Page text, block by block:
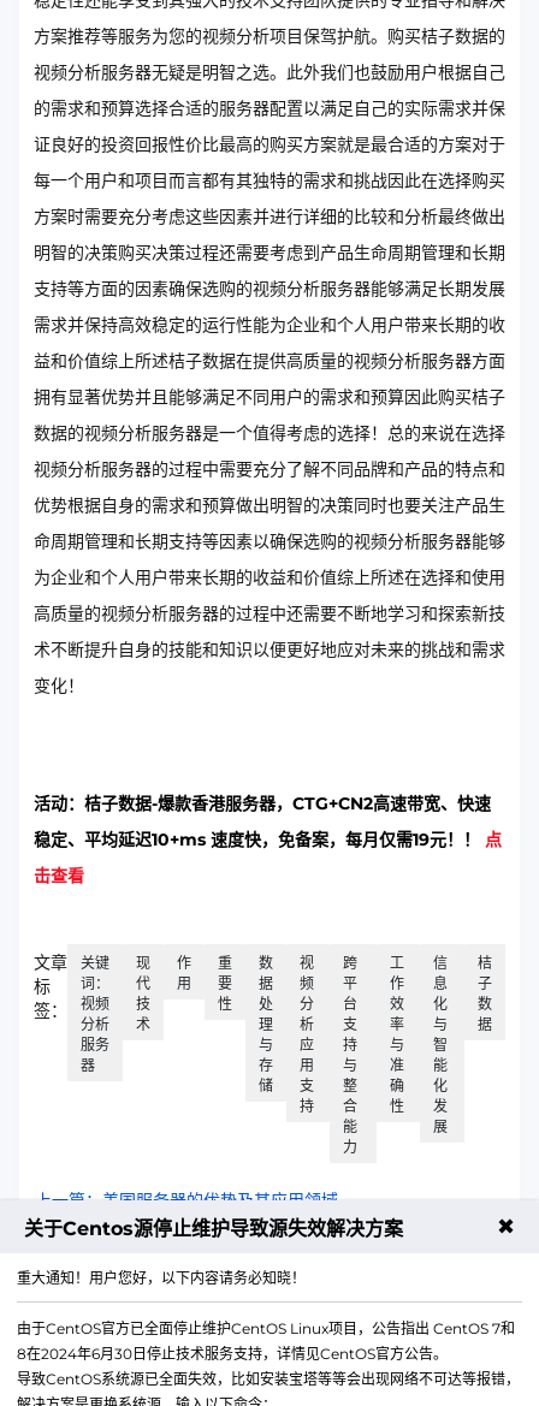
方案推荐等服务为您的视频分析项目保驾护航。购买桔子数据的
视频分析服务器无疑是明智之选。此外我们也鼓励用户根据自己
的需求和预算选择合适的服务器配置以满足自己的实际需求并保
证良好的投资回报性价比最高的购买方案就是最合适的方案对于
每一个用户和项目而言都有其独特的需求和挑战因此在选择购买
方案时需要充分考虑这些因素并进行详细的比较和分析最终做出
明智的决策购买决策过程还需要考虑到产品生命周期管理和长期
支持等方面的因素确保选购的视频分析服务器能够满足长期发展
需求并保持高效稳定的运行性能为企业和个人用户带来长期的收
益和价值综上所述桔子数据在提供高质量的视频分析服务器方面
拥有显著优势并且能够满足不同用户的需求和预算因此购买桔子
数据的视频分析服务器是一个值得考虑的选择！总的来说在选择
视频分析服务器的过程中需要充分了解不同品牌和产品的特点和
优势根据自身的需求和预算做出明智的决策同时也要关注产品生
命周期管理和长期支持等因素以确保选购的视频分析服务器能够
为企业和个人用户带来长期的收益和价值综上所述在选择和使用
高质量的视频分析服务器的过程中还需要不断地学习和探索新技
术不断提升自身的技能和知识以便更好地应对未来的挑战和需求
变化！
活动：桔子数据-爆款香港服务器，CTG+CN2高速带宽、快速
稳定、平均延迟10+ms 速度快，免备案，每月仅需19元！！ 点
击查看
文章
标
签：
关键
词：
视频
分析
服务
器
现
代
技
术
作
用
重
要
性
数
据
处
理
与
存
储
视
频
分
析
应
用
支
持
跨
平
台
支
持
与
整
合
能
力
工
作
效
率
与
准
确
性
信
息
化
与
智
能
化
发
展
桔
子
数
据
上一篇：美国服务器的优势及其应用领域
关于Centos源停止维护导致源失效解决方案 ✖
重大通知！用户您好，以下内容请务必知晓！
由于CentOS官方已全面停止维护CentOS Linux项目，公告指出 CentOS 7和
8在2024年6月30日停止技术服务支持，详情见CentOS官方公告。
导致CentOS系统源已全面失效，比如安装宝塔等等会出现网络不可达等报错，